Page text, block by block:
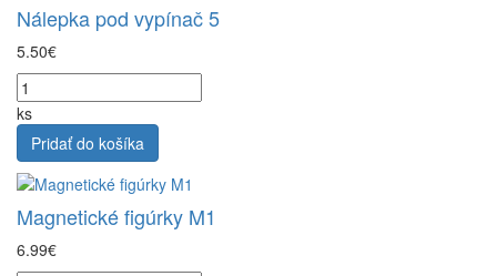
Nálepka pod vypínač 5
5.50€
ks
Pridať do košíka
Magnetické figúrky M1
6.99€